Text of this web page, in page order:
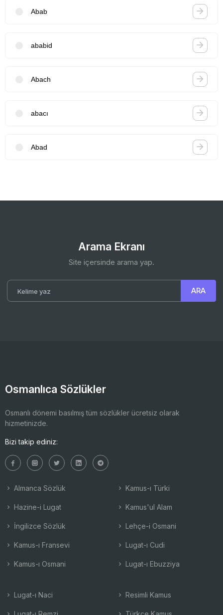
Abab
ababid
Abach
abacı
Abad
Arama Ekranı
Site içersinde arama yap.
Osmanlıca Sözlükler
Osmanlı dönemi basılmış tüm sözlükler ücretsiz olarak
hizmetinizde.
Bizi takip ediniz:
Almanca Sözlük
Hazine-i Lugat
İngilizce Sözlük
Kamus-ı Fransevi
Kamus-ı Osmani
Kamus-ı Türki
Kamus'ul Alam
Lehçe-i Osmani
Lugat-ı Cudi
Lugat-ı Ebuzziya
Lugat-ı Naci Resimli Kamus